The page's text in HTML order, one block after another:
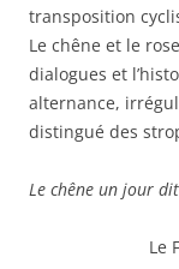
transposition
Le chêne et le
dialogues et
alternance,
distingué des
Le chêne un jour
Le